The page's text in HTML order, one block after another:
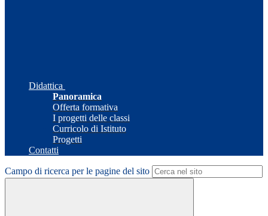
Didattica
Panoramica
Offerta formativa
I progetti delle classi
Curricolo di Istituto
Progetti
Contatti
Campo di ricerca per le pagine del sito